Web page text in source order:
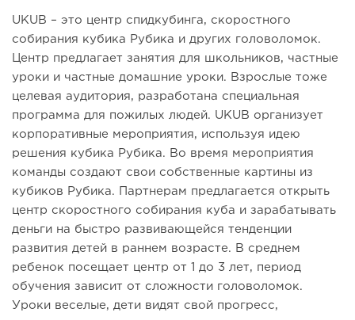
UKUB – это центр спидкубинга, скоростного
собирания кубика Рубика и других головоломок.
Центр предлагает занятия для школьников, частные
уроки и частные домашние уроки. Взрослые тоже
целевая аудитория, разработана специальная
программа для пожилых людей. UKUB организует
корпоративные мероприятия, используя идею
решения кубика Рубика. Во время мероприятия
команды создают свои собственные картины из
кубиков Рубика. Партнерам предлагается открыть
центр скоростного собирания куба и зарабатывать
деньги на быстро развивающейся тенденции
развития детей в раннем возрасте. В среднем
ребенок посещает центр от 1 до 3 лет, период
обучения зависит от сложности головоломок.
Уроки веселые, дети видят свой прогресс,